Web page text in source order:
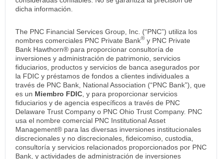
dicha información.
The PNC Financial Services Group, Inc. (“PNC”) utiliza los
nombres comerciales PNC Private Bank® y PNC Private
Bank Hawthorn® para proporcionar consultoría de
inversiones y administración de patrimonio, servicios
fiduciarios, productos y servicios de banca asegurados por
la FDIC y préstamos de fondos a clientes individuales a
través de PNC Bank, National Association (“PNC Bank”), que
es un Miembro FDIC , y para proporcionar servicios
fiduciarios y de agencia específicos a través de PNC
Delaware Trust Company o PNC Ohio Trust Company. PNC
usa el nombre comercial PNC Institutional Asset
Management® para las diversas inversiones institucionales
discrecionales y no discrecionales, fideicomiso, custodia,
consultoría y servicios relacionados proporcionados por PNC
Bank, y actividades de administración de inversiones